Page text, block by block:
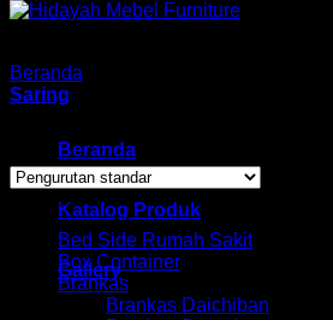
Beranda
Katalog Produk
Gallery
Beranda
Saring
Browse
Bed Side Rumah Sakit
Box Container
Brankas
Brankas Daichiban